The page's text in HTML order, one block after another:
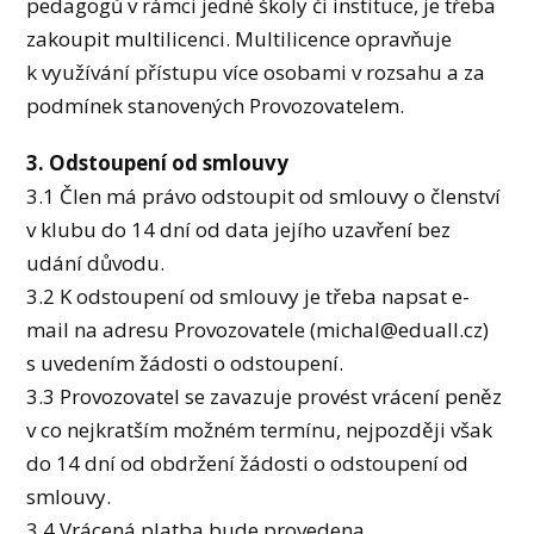
zakoupit multilicenci. Multilicence opravňuje
k využívání přístupu více osobami v rozsahu a za
podmínek stanovených Provozovatelem.
3. Odstoupení od smlouvy
3.1 Člen má právo odstoupit od smlouvy o členství
v klubu do 14 dní od data jejího uzavření bez
udání důvodu.
3.2 K odstoupení od smlouvy je třeba napsat e-
mail na adresu Provozovatele (michal@eduall.cz)
s uvedením žádosti o odstoupení.
3.3 Provozovatel se zavazuje provést vrácení peněz
v co nejkratším možném termínu, nejpozději však
do 14 dní od obdržení žádosti o odstoupení od
smlouvy.